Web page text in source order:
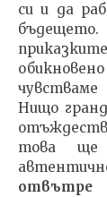
си и да
Нищо
това ще